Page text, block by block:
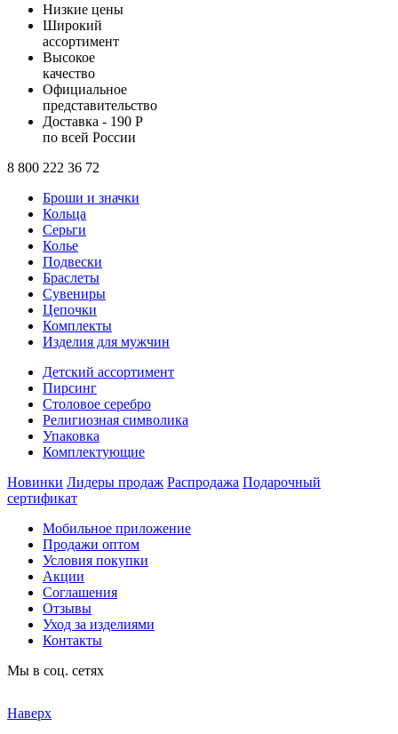
Низкие цены
Широкий
ассортимент
Высокое
качество
Официальное
представительство
Доставка - 190 Р
по всей России
8 800 222 36 72
Броши и значки
Кольца
Серьги
Колье
Подвески
Браслеты
Сувениры
Цепочки
Комплекты
Изделия для мужчин
Детский ассортимент
Пирсинг
Столовое серебро
Религиозная символика
Упаковка
Комплектующие
Новинки Лидеры продаж Распродажа Подарочный
сертификат
Мобильное приложение
Продажи оптом
Условия покупки
Акции
Соглашения
Отзывы
Уход за изделиями
Контакты
Мы в соц. сетях
Наверх